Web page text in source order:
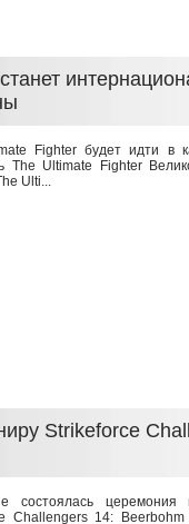
Fighter будет идти в
The Ultimate Fighter
Ulti...
Strikeforce
состоялась церемония
Challengers 14: